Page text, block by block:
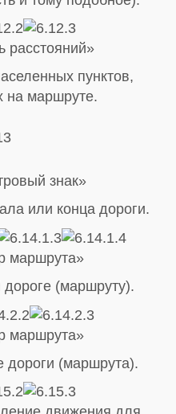
расстояний»
пунктов,
на маршруте.
знак»
или конца дороги.
маршрута»
(маршруту).
маршрута»
дороги (маршрута).